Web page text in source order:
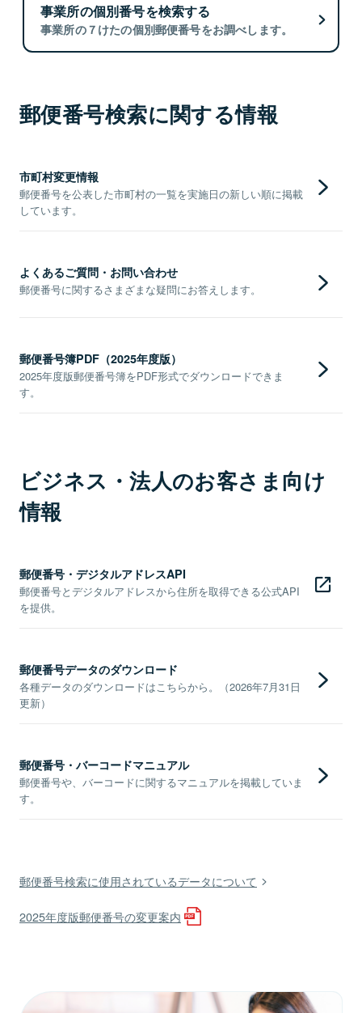
事業所の個別番号を検索する
事業所の７けたの個別郵便番号をお調べします。
郵便番号検索に関する情報
市町村変更情報
郵便番号を公表した市町村の一覧を実施日の新しい順に掲載
しています。
よくあるご質問・お問い合わせ
郵便番号に関するさまざまな疑問にお答えします。
郵便番号簿PDF（2025年度版）
2025年度版郵便番号簿をPDF形式でダウンロードできま
す。
ビジネス・法人のお客さま向け
情報
郵便番号・デジタルアドレスAPI
郵便番号とデジタルアドレスから住所を取得できる公式API
を提供。
郵便番号データのダウンロード
各種データのダウンロードはこちらから。（2026年7月31日
更新）
郵便番号・バーコードマニュアル
郵便番号や、バーコードに関するマニュアルを掲載していま
す。
郵便番号検索に使用されているデータについて
2025年度版郵便番号の変更案内